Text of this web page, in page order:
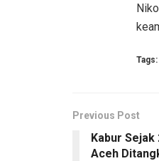
Tags:
Previous Post
Kabur Sejak
Aceh